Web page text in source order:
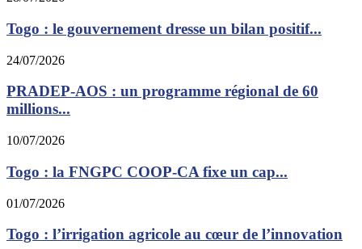
Togo : le gouvernement dresse un bilan positif...
24/07/2026
PRADEP-AOS : un programme régional de 60
millions...
10/07/2026
Togo : la FNGPC COOP-CA fixe un cap...
01/07/2026
Togo : l’irrigation agricole au cœur de l’innovation